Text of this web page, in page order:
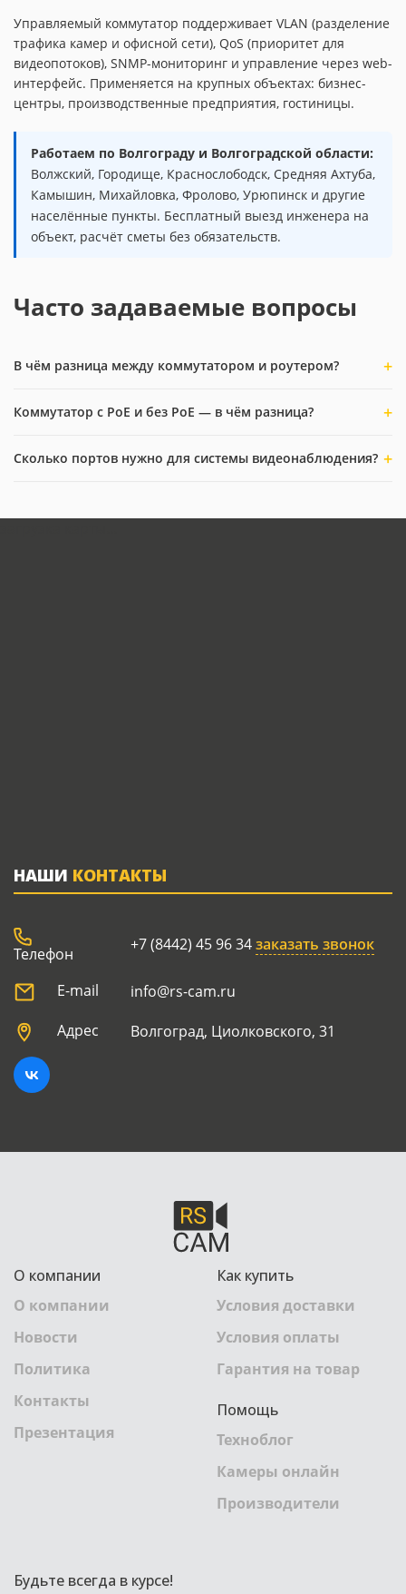
Управляемый коммутатор поддерживает VLAN (разделение
трафика камер и офисной сети), QoS (приоритет для
видеопотоков), SNMP-мониторинг и управление через web-
интерфейс. Применяется на крупных объектах: бизнес-
центры, производственные предприятия, гостиницы.
Работаем по Волгограду и Волгоградской области:
Волжский, Городище, Краснослободск, Средняя Ахтуба,
Камышин, Михайловка, Фролово, Урюпинск и другие
населённые пункты. Бесплатный выезд инженера на
объект, расчёт сметы без обязательств.
Часто задаваемые вопросы
В чём разница между коммутатором и роутером?
Коммутатор с PoE и без PoE — в чём разница?
Сколько портов нужно для системы видеонаблюдения?
НАШИ КОНТАКТЫ
Телефон +7 (8442) 45 96 34заказать звонок
E-mail
info@rs-cam.ru
Адрес
Волгоград, Циолковского, 31
О компании
О компании
Новости
Политика
Контакты
Презентация
Как купить
Условия доставки
Условия оплаты
Гарантия на товар
Помощь
Техноблог
Камеры онлайн
Производители
Будьте всегда в курсе!